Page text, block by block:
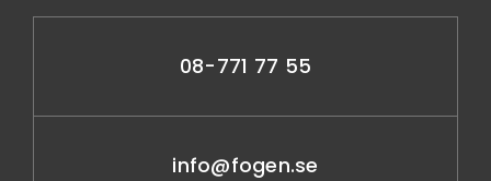
08-771 77 55
info@fogen.se